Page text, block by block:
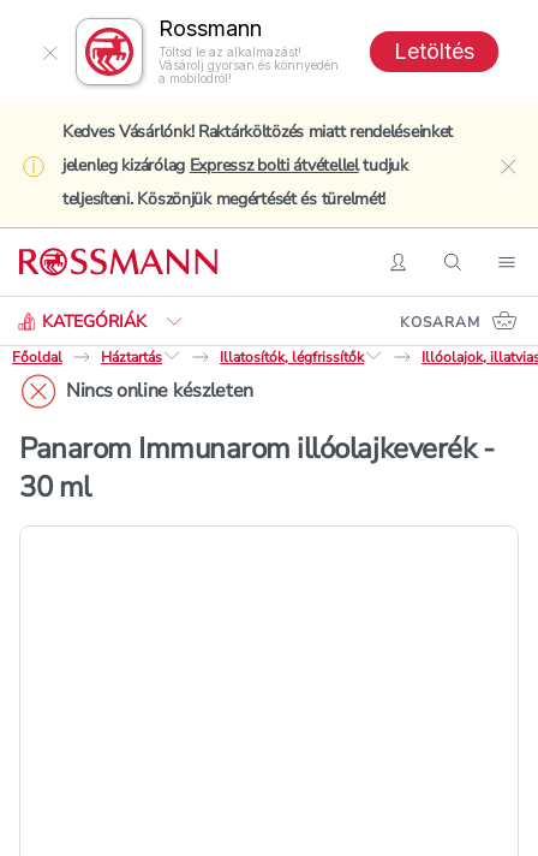
Rossmann
Töltsd le az alkalmazást!
Vásárolj gyorsan és könnyedén
a mobilodról!
Letöltés
Kedves Vásárlónk! Raktárköltözés miatt rendeléseinket
jelenleg kizárólag Expressz bolti átvételleltudjuk
teljesíteni. Köszönjük megértését és türelmét!
BelépésKeresés
KATEGÓRIÁK
Keresés
KOSARAM
Főoldal
Háztartás Illatosítók, légfrissítők Illóolajok,
Nincs online készleten
Panarom Immunarom illóolajkeverék -
30 ml